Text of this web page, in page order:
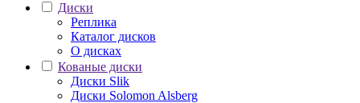
Диски
Реплика
Каталог дисков
О дисках
Кованые диски
Диски Slik
Диски Solomon Alsberg